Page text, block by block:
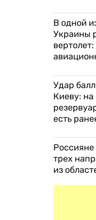
В одной
Украины
Удар
Киеву:
есть
трех
из